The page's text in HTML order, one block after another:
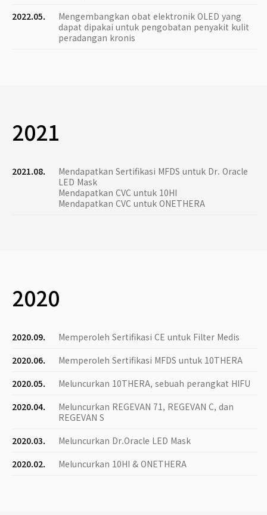
2022.05.
Mengembangkan obat elektronik OLED yang
dapat dipakai untuk pengobatan penyakit kulit
peradangan kronis
2021
2021.08.
Mendapatkan Sertifikasi MFDS untuk Dr. Oracle
LED Mask
Mendapatkan CVC untuk 10HI
Mendapatkan CVC untuk ONETHERA
2020
2020.09.
Memperoleh Sertifikasi CE untuk Filter Medis
2020.06.
Memperoleh Sertifikasi MFDS untuk 10THERA
2020.05.
Meluncurkan 10THERA, sebuah perangkat HIFU
2020.04.
Meluncurkan REGEVAN 71, REGEVAN C, dan
REGEVAN S
2020.03.
Meluncurkan Dr.Oracle LED Mask
2020.02.
Meluncurkan 10HI & ONETHERA